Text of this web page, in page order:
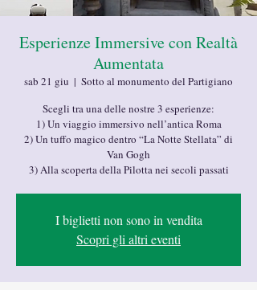
Esperienze Immersive con Realtà
Aumentata
sab 21 giu
  |
Sotto al monumento del Partigiano
Scegli tra una delle nostre 3 esperienze:
1) Un viaggio immersivo nell’antica Roma
2) Un tuffo magico dentro “La Notte Stellata” di
Van Gogh
3) Alla scoperta della Pilotta nei secoli passati
I biglietti non sono in vendita
Scopri gli altri eventi